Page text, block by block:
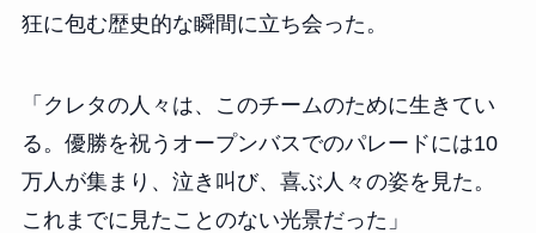
狂に包む歴史的な瞬間に立ち会った。
「クレタの人々は、このチームのために生きてい
る。優勝を祝うオープンバスでのパレードには10
万人が集まり、泣き叫び、喜ぶ人々の姿を見た。
これまでに見たことのない光景だった」